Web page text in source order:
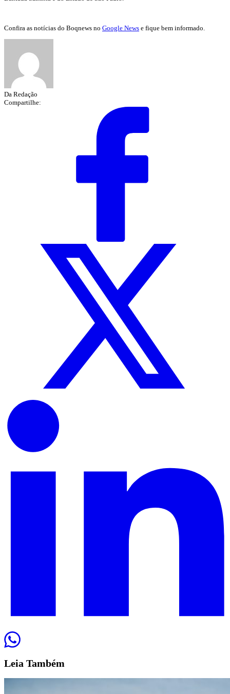
Confira as notícias do Boqnews no Google News e fique bem informado.
Da Redação
Compartilhe:
Leia Também